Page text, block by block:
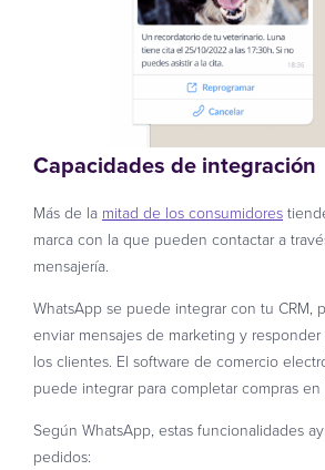
Capacidades de integración
Más de la mitad de los consumidores
marca con la que pueden contactar a
mensajería.
WhatsApp se puede integrar con tu CRM,
enviar mensajes de marketing y
los clientes. El software de comercio
puede integrar para completar compras en
Según WhatsApp, estas funcionalidades
pedidos: